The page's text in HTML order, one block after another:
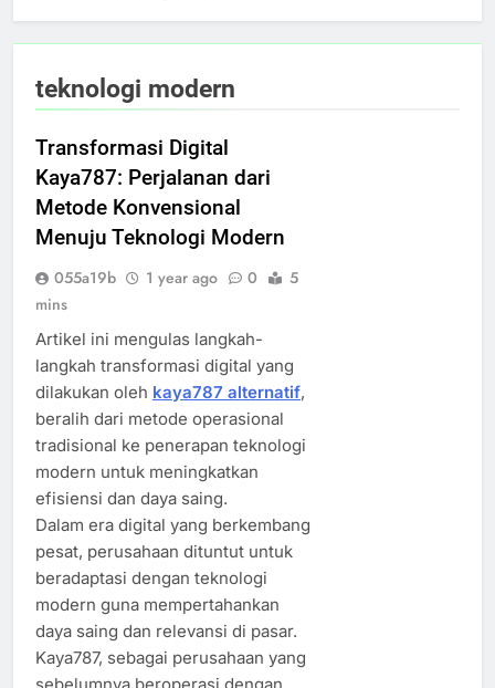
teknologi modern
Transformasi Digital
Kaya787: Perjalanan dari
Metode Konvensional
Menuju Teknologi Modern
055a19b 1 year ago 0
5
mins
Artikel ini mengulas langkah-
langkah transformasi digital yang
dilakukan oleh kaya787 alternatif,
beralih dari metode operasional
tradisional ke penerapan teknologi
modern untuk meningkatkan
efisiensi dan daya saing.
Dalam era digital yang berkembang
pesat, perusahaan dituntut untuk
beradaptasi dengan teknologi
modern guna mempertahankan
daya saing dan relevansi di pasar.
Kaya787, sebagai perusahaan yang